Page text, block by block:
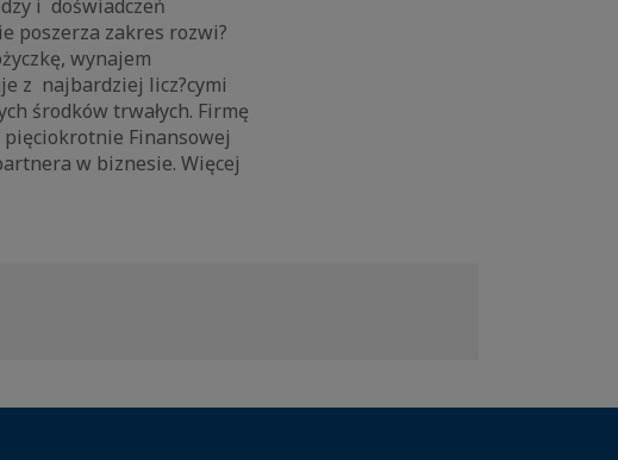
i doświadczeń
poszerza zakres rozwi?
wynajem
z najbardziej licz?cymi
środków trwałych. Firmę
Finansowej
w biznesie. Więcej